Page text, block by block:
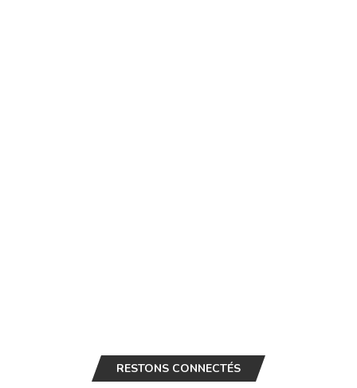
RESTONS CONNECTÉS